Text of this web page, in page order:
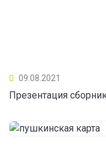
09.08.2021
Презентация